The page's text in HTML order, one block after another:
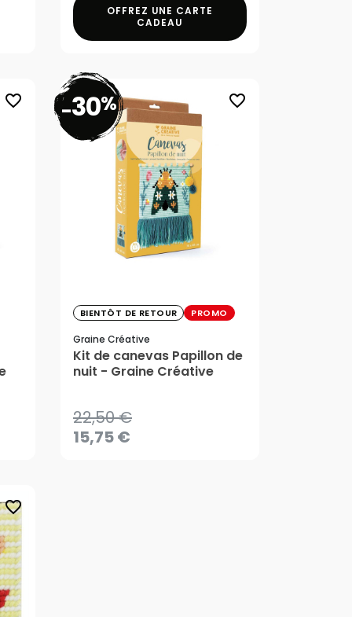
OFFREZ UNE CARTE
CADEAU
favorite_border favorite_border
-30%
BIENTÔT DE RETOUR PROMO
Graine Créative
Kit de canevas Papillon de
nuit - Graine Créative
22,50 €
15,75 €
22,50 €
15,75 €
CRÉER UNE ALERTE
favorite_border